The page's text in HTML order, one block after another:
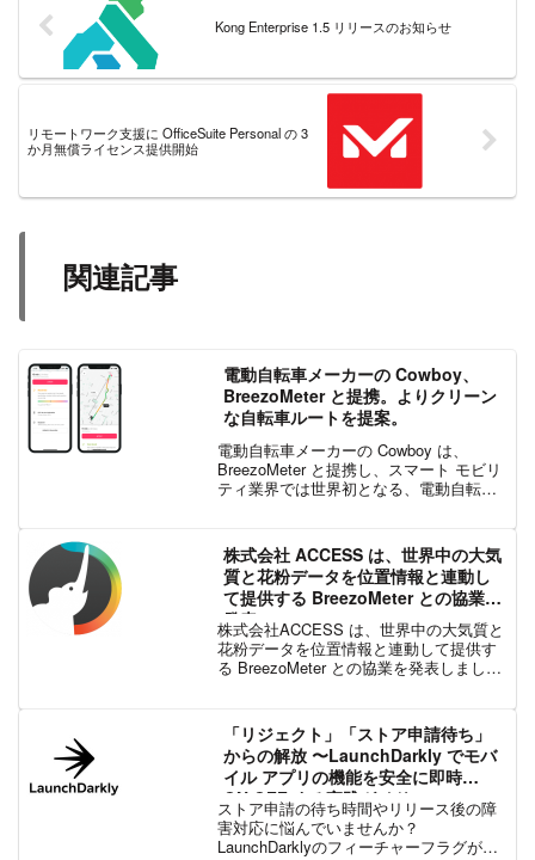
Kong Enterprise 1.5 リリースのお知らせ
リモートワーク支援に OfficeSuite Personal の 3
か月無償ライセンス提供開始
関連記事
電動自転車メーカーの Cowboy、
BreezoMeter と提携。よりクリーン
な自転車ルートを提案。
電動自転車メーカーの Cowboy は、
BreezoMeter と提携し、スマート モビリ
ティ業界では世界初となる、電動自転車
験を提供することに取り組んでいます。
20...
株式会社 ACCESS は、世界中の大気
質と花粉データを位置情報と連動し
て提供する BreezoMeter との協業を
発表
株式会社ACCESS は、世界中の大気質と
花粉データを位置情報と連動して提供す
る BreezoMeter との協業を発表しまし
ビスを ACCESS の車載向け...
「リジェクト」「ストア申請待ち」
からの解放 〜LaunchDarkly でモバ
イル アプリの機能を安全に即時
ON/OFF する実践ガイド〜
ストア申請の待ち時間やリリース後の障
害対応に悩んでいませんか？
LaunchDarklyのフィーチャーフラグがモ